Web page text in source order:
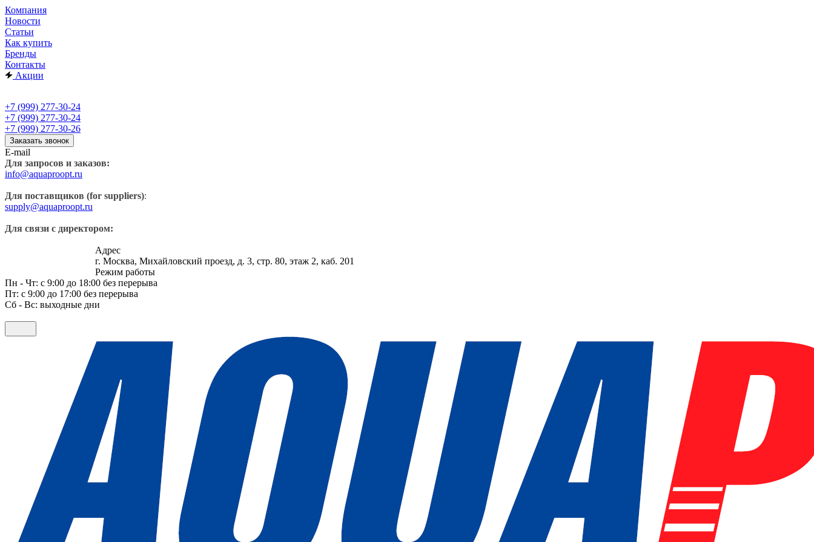
Компания
Новости
Статьи
Как купить
Бренды
Контакты
Акции
+7 (999) 277-30-24
+7 (999) 277-30-24
+7 (999) 277-30-26
Заказать звонок
E-mail
Для запросов и заказов:
info@aquaproopt.ru
Для поставщиков (for suppliers):
supply@aquaproopt.ru
Для связи с директором:
Адрес
г. Москва, Михайловский проезд, д. 3, стр. 80, этаж 2, каб. 201
Режим работы
Пн - Чт: с 9:00 до 18:00 без перерыва
Пт: с 9:00 до 17:00 без перерыва
Сб - Вс: выходные дни